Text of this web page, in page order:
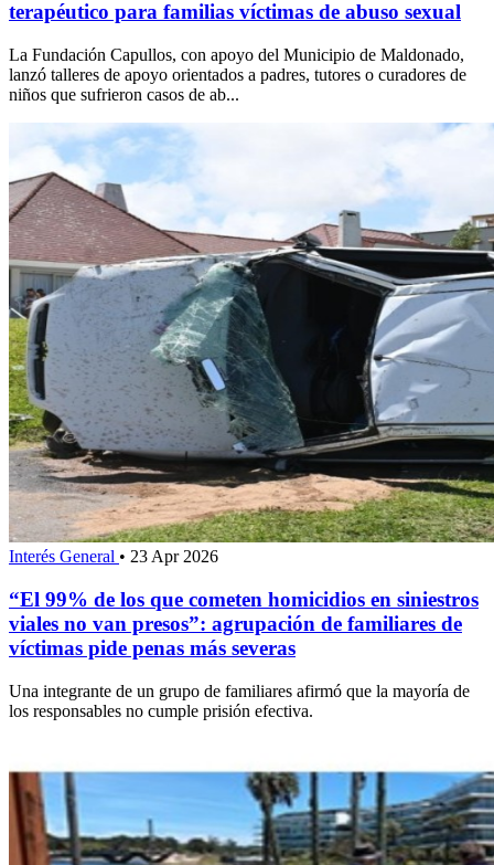
terapéutico para familias víctimas de abuso sexual
La Fundación Capullos, con apoyo del Municipio de Maldonado,
lanzó talleres de apoyo orientados a padres, tutores o curadores de
niños que sufrieron casos de ab...
Interés General • 23 Apr 2026
“El 99% de los que cometen homicidios en siniestros
viales no van presos”: agrupación de familiares de
víctimas pide penas más severas
Una integrante de un grupo de familiares afirmó que la mayoría de
los responsables no cumple prisión efectiva.